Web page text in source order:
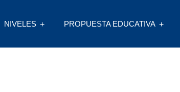
NIVELES PROPUESTA EDUCATIVA